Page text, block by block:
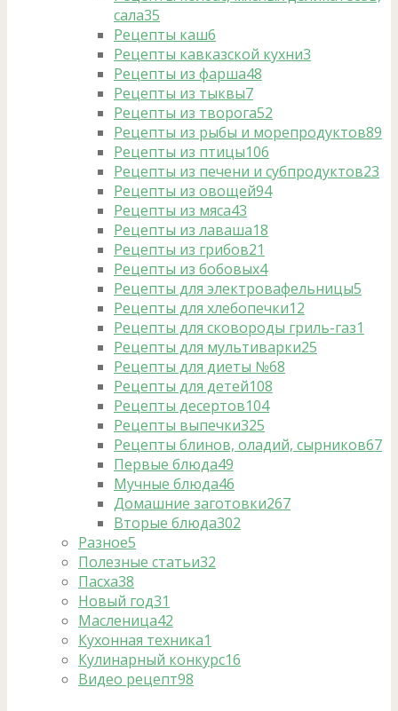
сала35
Рецепты каш6
Рецепты кавказской кухни3
Рецепты из фарша48
Рецепты из тыквы7
Рецепты из творога52
Рецепты из рыбы и морепродуктов89
Рецепты из птицы106
Рецепты из печени и субпродуктов23
Рецепты из овощей94
Рецепты из мяса43
Рецепты из лаваша18
Рецепты из грибов21
Рецепты из бобовых4
Рецепты для электровафельницы5
Рецепты для хлебопечки12
Рецепты для сковороды гриль-газ1
Рецепты для мультиварки25
Рецепты для диеты №68
Рецепты для детей108
Рецепты десертов104
Рецепты выпечки325
Рецепты блинов, оладий, сырников67
Первые блюда49
Мучные блюда46
Домашние заготовки267
Вторые блюда302
Разное5
Полезные статьи32
Пасха38
Новый год31
Масленица42
Кухонная техника1
Кулинарный конкурс16
Видео рецепт98